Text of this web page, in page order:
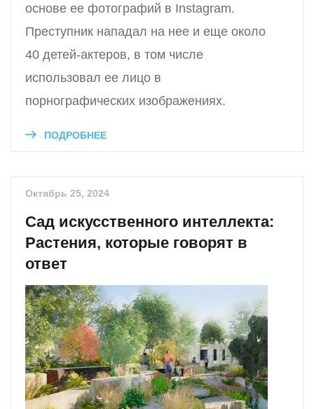
основе ее фотографий в Instagram.
Преступник нападал на нее и еще около
40 детей-актеров, в том числе
использовал ее лицо в
порнографических изображениях.
ПОДРОБНЕЕ
Октябрь 25, 2024
Сад искусственного интеллекта:
Растения, которые говорят в
ответ